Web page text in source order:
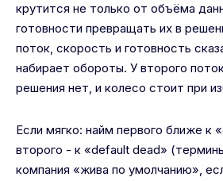
крутится не только от объёма
готовности превращать их в
поток, скорость и готовность
набирает обороты. У второго
решения нет, и колесо стоит при
Если мягко: найм первого ближе к
второго - к «default dead»
компания «жива по умолчанию»,